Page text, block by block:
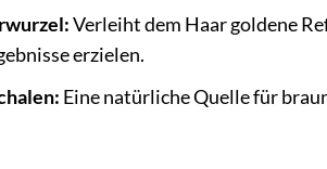
Verleiht dem Haar goldene
erzielen.
Eine natürliche Quelle für